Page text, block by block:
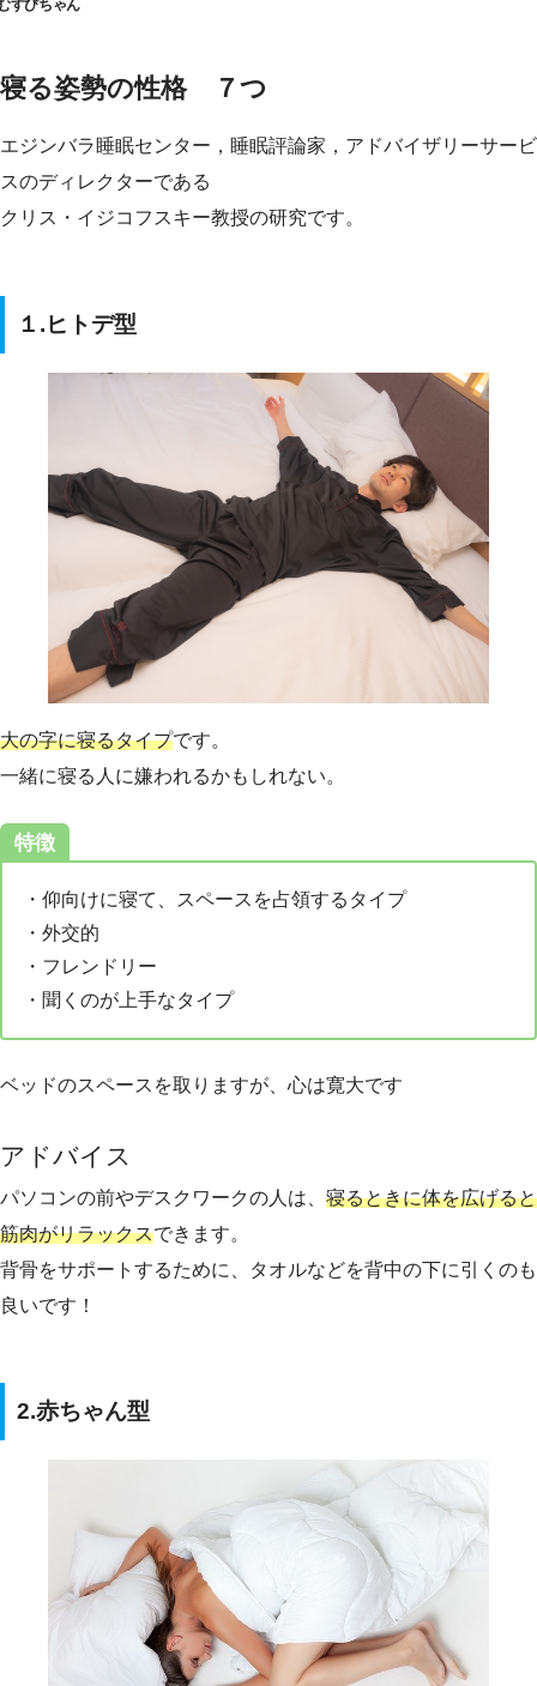
寝る姿勢の性格 ７つ
エジンバラ睡眠センター，睡眠評論家，アドバイザリーサービ
スのディレクターである
クリス・イジコフスキー教授の研究です。
１.ヒトデ型
大の字に寝るタイプです。
一緒に寝る人に嫌われるかもしれない。
特徴
・仰向けに寝て、スペースを占領するタイプ
・外交的
・フレンドリー
・聞くのが上手なタイプ
ベッドのスペースを取りますが、心は寛大です
アドバイス
パソコンの前やデスクワークの人は、 寝るときに体を広げると
筋肉がリラックスできます。
背骨をサポートするために、タオルなどを背中の下に引くのも
良いです！
2.赤ちゃん型